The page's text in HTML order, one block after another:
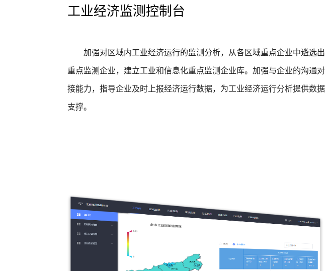
工业经济监测控制台
加强对区域内工业经济运行的监测分析，从各区域重点企业中遴选出
重点监测企业，建立工业和信息化重点监测企业库。加强与企业的沟通对
接能力，指导企业及时上报经济运行数据，为工业经济运行分析提供数据
支撑。